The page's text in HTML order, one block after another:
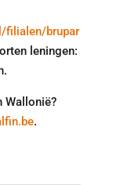
filialen/brupar
leningen:
Wallonië?
.